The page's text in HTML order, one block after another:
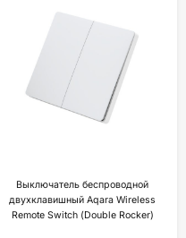
Выключатель беспроводной
двухклавишный Aqara Wireless
Remote Switch (Double Rocker)